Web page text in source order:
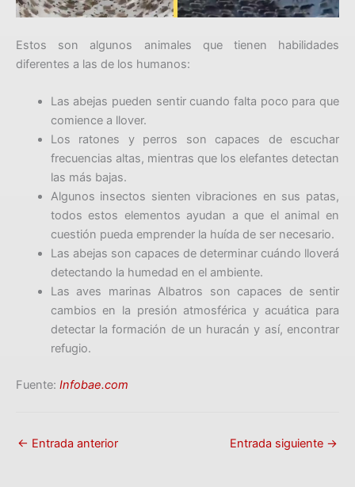
Estos son algunos animales que tienen habilidades
diferentes a las de los humanos:
Las abejas pueden sentir cuando falta poco para que
comience a llover.
Los ratones y perros son capaces de escuchar
frecuencias altas, mientras que los elefantes detectan
las más bajas.
Algunos insectos sienten vibraciones en sus patas,
todos estos elementos ayudan a que el animal en
cuestión pueda emprender la huída de ser necesario.
Las abejas son capaces de determinar cuándo lloverá
detectando la humedad en el ambiente.
Las aves marinas Albatros son capaces de sentir
cambios en la presión atmosférica y acuática para
detectar la formación de un huracán y así, encontrar
refugio.
Fuente: Infobae.com
← Entrada anterior Entrada siguiente →